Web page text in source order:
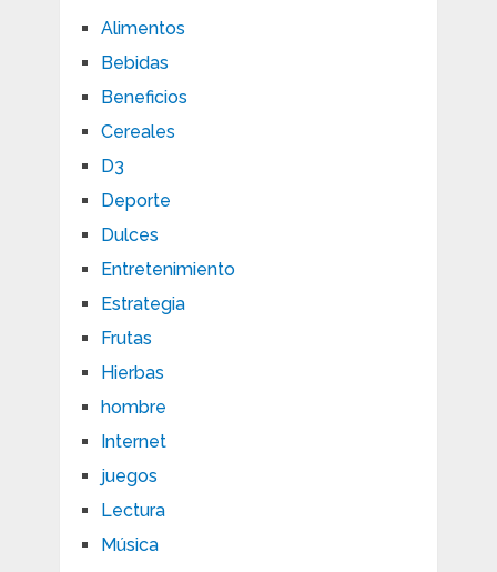
Alimentos
Bebidas
Beneficios
Cereales
D3
Deporte
Dulces
Entretenimiento
Estrategia
Frutas
Hierbas
hombre
Internet
juegos
Lectura
Música